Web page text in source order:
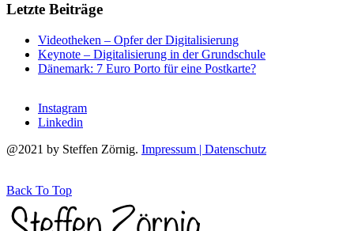
Letzte Beiträge
Videotheken – Opfer der Digitalisierung
Keynote – Digitalisierung in der Grundschule
Dänemark: 7 Euro Porto für eine Postkarte?
Instagram
Linkedin
@2021 by Steffen Zörnig. Impressum | Datenschutz
Back To Top